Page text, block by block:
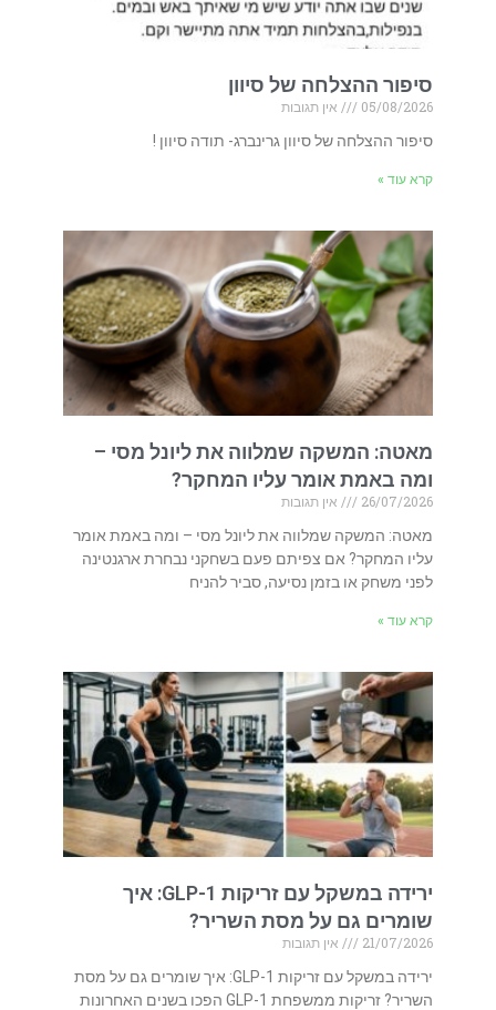
סיפור ההצלחה של סיוון
05/08/2026
אין תגובות
סיפור ההצלחה של סיוון גרינברג- תודה סיוון !
קרא עוד »
מאטה: המשקה שמלווה את ליונל מסי –
ומה באמת אומר עליו המחקר?
26/07/2026
אין תגובות
מאטה: המשקה שמלווה את ליונל מסי – ומה באמת אומר
עליו המחקר? אם צפיתם פעם בשחקני נבחרת ארגנטינה
לפני משחק או בזמן נסיעה, סביר להניח
קרא עוד »
ירידה במשקל עם זריקות GLP-1: איך
שומרים גם על מסת השריר?
21/07/2026
אין תגובות
ירידה במשקל עם זריקות GLP-1: איך שומרים גם על מסת
השריר? זריקות ממשפחת GLP-1 הפכו בשנים האחרונות